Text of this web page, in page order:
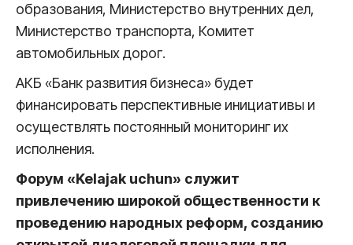
образования, Министерство внутренних дел,
Министерство транспорта, Комитет
автомобильных дорог.
АКБ «Банк развития бизнеса» будет
финансировать перспективные инициативы и
осуществлять постоянный мониторинг их
исполнения.
Форум «Kelajak uchun» служит
привлечению широкой общественности к
проведению народных реформ, созданию